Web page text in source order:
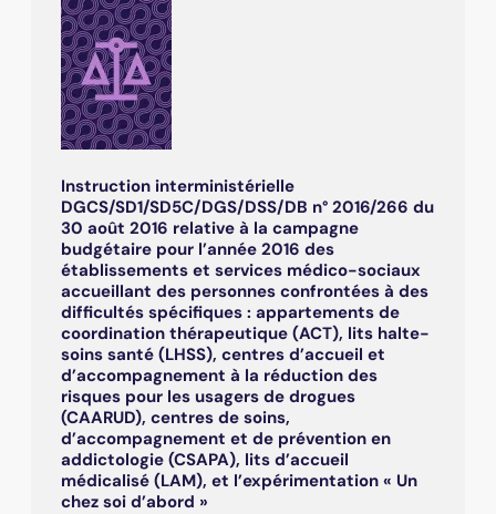
Instruction interministérielle
DGCS/SD1/SD5C/DGS/DSS/DB n° 2016/266 du
30 août 2016 relative à la campagne
budgétaire pour l’année 2016 des
établissements et services médico-sociaux
accueillant des personnes confrontées à des
difficultés spécifiques : appartements de
coordination thérapeutique (ACT), lits halte-
soins santé (LHSS), centres d’accueil et
d’accompagnement à la réduction des
risques pour les usagers de drogues
(CAARUD), centres de soins,
d’accompagnement et de prévention en
addictologie (CSAPA), lits d’accueil
médicalisé (LAM), et l’expérimentation « Un
chez soi d’abord »